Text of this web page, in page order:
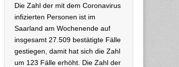
Die Zahl der mit dem Coronavirus
infizierten Personen ist im
Saarland am Wochenende auf
insgesamt 27.509 bestätigte Fälle
gestiegen, damit hat sich die Zahl
um 123 Fälle erhöht. Die Zahl der